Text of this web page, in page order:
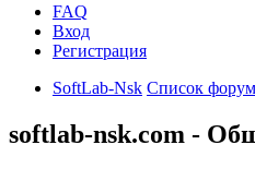
FAQ
Вход
Регистрация
SoftLab-Nsk Список
softlab-nsk.com -